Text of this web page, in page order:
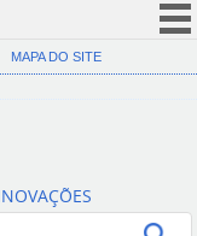
(COVID-19)
Canais
MAPA DO SITE